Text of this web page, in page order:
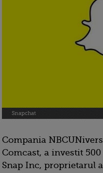
Snapchat
Compania
Comcast, a investit
Snap Inc, proprietarul